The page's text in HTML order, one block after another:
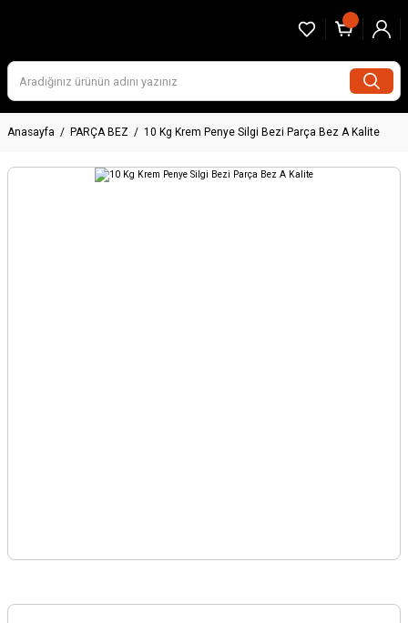
Anasayfa PARÇA BEZ 10 Kg Krem Penye Silgi Bezi Parça Bez A Kalite